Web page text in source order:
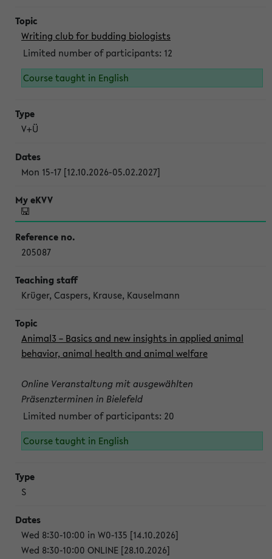
Writing club for budding biologists
Limited number of participants: 12
Course taught in English
V+Ü
Mon 15-17 [12.10.2026-05.02.2027]
205087
Krüger, Caspers, Krause, Kauselmann
Animal3 – Basics and new insights in applied animal
behavior, animal health and animal welfare
Online Veranstaltung mit ausgewählten
Präsenzterminen in Bielefeld
Limited number of participants: 20
Course taught in English
S
Wed 8:30-10:00 in W0-135 [14.10.2026]
Wed 8:30-10:00 ONLINE [28.10.2026]